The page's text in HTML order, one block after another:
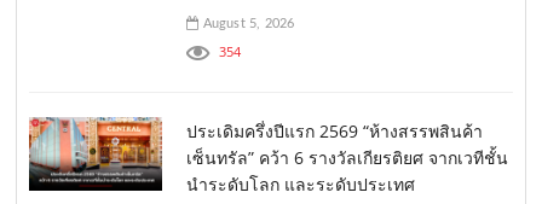
August 5, 2026
354
ประเดิมครึ่งปีแรก 2569 “ห้างสรรพสินค้า
เซ็นทรัล” คว้า 6 รางวัลเกียรติยศ จากเวทีชั้น
นำระดับโลก และระดับประเทศ